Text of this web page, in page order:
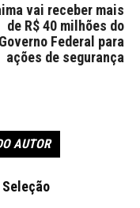
vai receber mais
de R$ 40 milhões do
Governo Federal para
ações de segurança
AUTOR
Seleção